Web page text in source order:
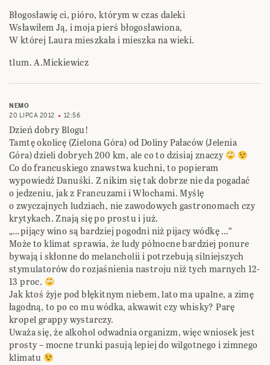
Błogosławię ci, pióro, którym w czas daleki
Wsławiłem Ją, i moja pierś błogosławiona,
W której Laura mieszkała i mieszka na wieki.
tlum. A.Mickiewicz
NEMO
20 LIPCA 2012
12:56
Dzień dobry Blogu!
Tamtę okolicę (Zielona Góra) od Doliny Pałaców (Jelenia
Góra) dzieli dobrych 200 km, ale co to dzisiaj znaczy
Co do francuskiego znawstwa kuchni, to popieram
wypowiedź Danuśki. Z nikim się tak dobrze nie da pogadać
o jedzeniu, jak z Francuzami i Włochami. Myślę
o zwyczajnych ludziach, nie zawodowych gastronomach czy
krytykach. Znają się po prostu i już.
„…pijący wino są bardziej pogodni niż pijacy wódkę …”
Może to klimat sprawia, że ludy północne bardziej ponure
bywają i skłonne do melancholii i potrzebują silniejszych
stymulatorów do rozjaśnienia nastroju niż tych marnych 12-
13 proc.
Jak ktoś żyje pod błękitnym niebem, lato ma upalne, a zimę
łagodną, to po co mu wódka, akwawit czy whisky? Parę
kropel grappy wystarczy.
Uważa się, że alkohol odwadnia organizm, więc wniosek jest
prosty – mocne trunki pasują lepiej do wilgotnego i zimnego
klimatu